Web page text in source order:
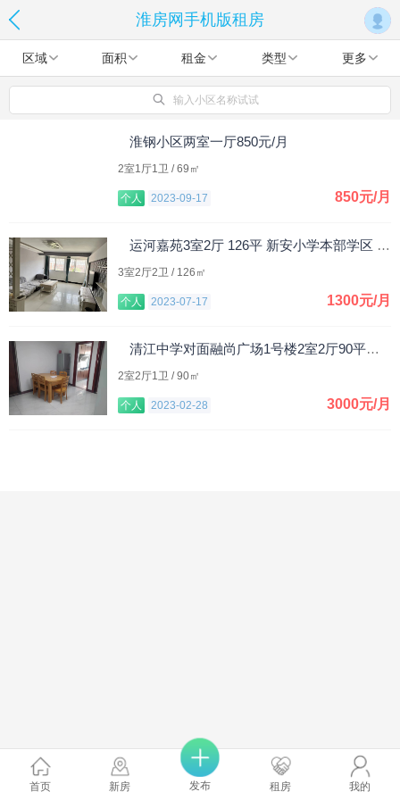
淮房网手机版租房
区域 面积 租金 类型 更多
输入小区名称试试
淮钢小区两室一厅850元/月
2室1厅1卫 / 69㎡
个人 2023-09-17 850元/月
运河嘉苑3室2厅 126平 新安小学本部学区 1300元/月
3室2厅2卫 / 126㎡
个人 2023-07-17 1300元/月
清江中学对面融尚广场1号楼2室2厅90平米，整租。
2室2厅1卫 / 90㎡
个人 2023-02-28 3000元/月
首页 新房 发布 租房 我的